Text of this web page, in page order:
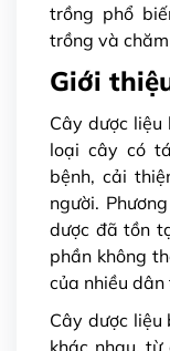
trồng phổ
trồng và chăm
Giới
Cây dược
loại cây có
bệnh, cải
người.
dược đã tồn
phần không
của nhiều dân
Cây dược
khác nhau,